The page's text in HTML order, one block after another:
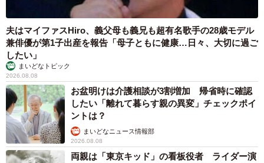
夫はマイファスHiro、義父母も義兄も超有名歌手の28歳モデル
兼俳優が第1子出産を報告「母子ともに健康…日々、大切に過ご
したい」
まいどなトピック
2026.08.08
お盆明けは介護相談が3割増加 帰省時に確認
したい「離れて暮らす親の異変」チェックポイ
ントは？
まいどなニュース情報部
2026.08.08
両親は「東京キッド」の看板役者 ライダー演